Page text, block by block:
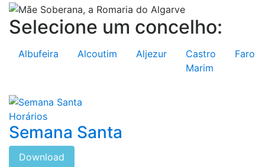
Selecione um concelho:
Albufeira Alcoutim Aljezur
Castro
Marim
Faro
Horários
Semana Santa
Download